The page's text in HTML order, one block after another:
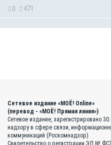
0 471
Сетевое издание «МОЁ! Online»
(перевод - «МОЁ! Прямая линия»)
Сетевое издание, зарегистрировано
надзору в сфере связи,
коммуникаций (Роскомнадзор)
Свидетельство о регистрации ЭЛ №